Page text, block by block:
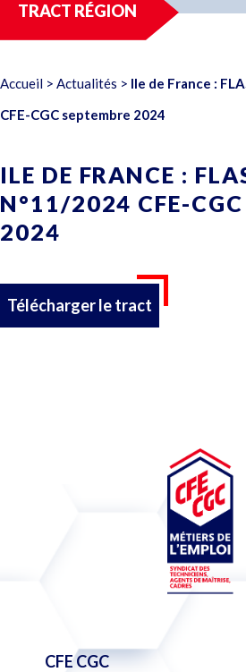
TRACT RÉGION
Accueil > Actualités > Ile de France :
CFE-CGC septembre 2024
ILE DE FRANCE :
N°11/2024 CFE-CGC
2024
Télécharger le tract
CFE CGC